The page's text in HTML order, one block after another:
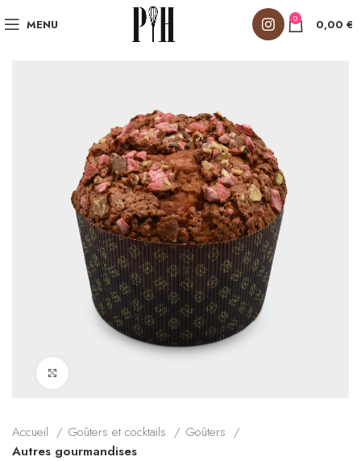
MENU 0 0,00 €
Accueil Goûters et cocktails
Goûters
Autres gourmandises